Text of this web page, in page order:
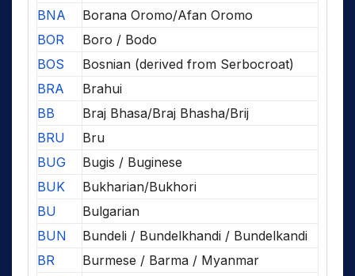
BNA
Borana Oromo/Afan Oromo
BOR
Boro / Bodo
BOS
Bosnian (derived from Serbocroat)
BRA
Brahui
BB
Braj Bhasa/Braj Bhasha/Brij
BRU
Bru
BUG
Bugis / Buginese
BUK
Bukharian/Bukhori
BU
Bulgarian
BUN
Bundeli / Bundelkhandi / Bundelkandi
BR
Burmese / Barma / Myanmar